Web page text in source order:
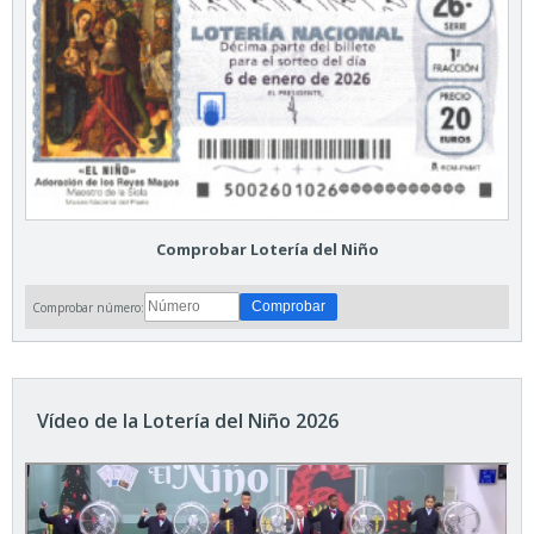
Comprobar Lotería del Niño
Comprobar número:
Vídeo de la Lotería del Niño 2026